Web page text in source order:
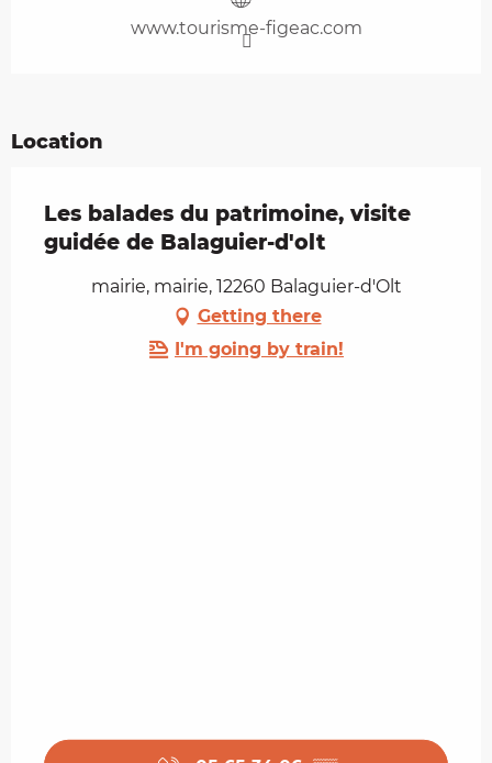
www.tourisme-figeac.com
Location
Les balades du patrimoine, visite
guidée de Balaguier-d'olt
mairie, mairie, 12260 Balaguier-d'Olt
Getting there
I'm going by train!